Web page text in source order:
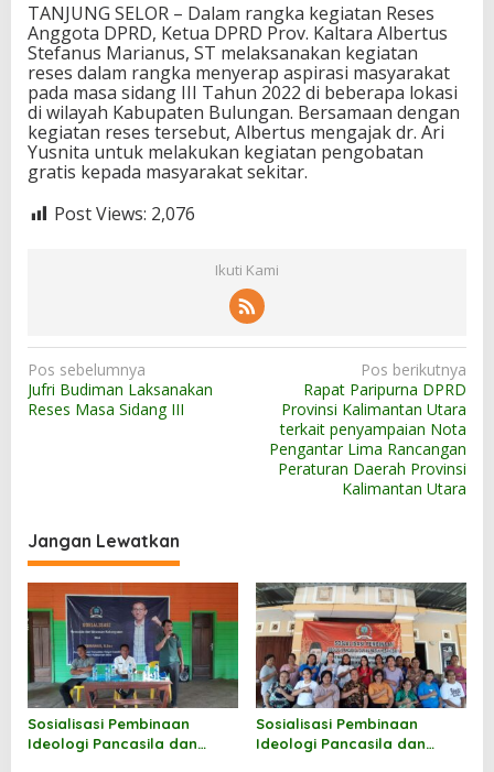
TANJUNG SELOR – Dalam rangka kegiatan Reses
Anggota DPRD, Ketua DPRD Prov. Kaltara Albertus
Stefanus Marianus, ST melaksanakan kegiatan
reses dalam rangka menyerap aspirasi masyarakat
pada masa sidang III Tahun 2022 di beberapa lokasi
di wilayah Kabupaten Bulungan. Bersamaan dengan
kegiatan reses tersebut, Albertus mengajak dr. Ari
Yusnita untuk melakukan kegiatan pengobatan
gratis kepada masyarakat sekitar.
Post Views: 2,076
Ikuti Kami
N
a
s
i
p
o
s
Pos sebelumnya
Jufri Budiman Laksanakan
Reses Masa Sidang III
Pos berikutnya
Rapat Paripurna DPRD
Provinsi Kalimantan Utara
terkait penyampaian Nota
Pengantar Lima Rancangan
Peraturan Daerah Provinsi
Kalimantan Utara
Jangan Lewatkan
Sosialisasi Pembinaan
Ideologi Pancasila dan
Sosialisasi Pembinaan
Ideologi Pancasila dan